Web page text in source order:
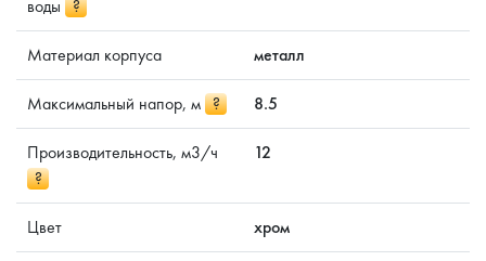
воды ?
Материал корпуса металл
Максимальный напор, м ? 8.5
Производительность, м3/ч
?
12
Цвет хром